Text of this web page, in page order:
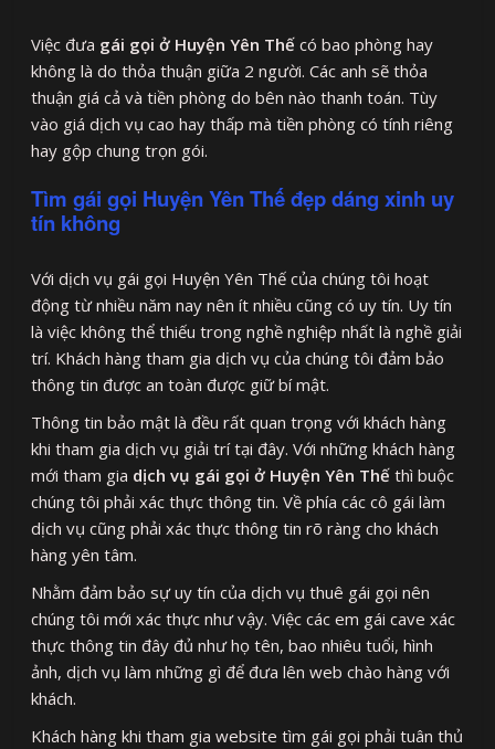
Việc đưa gái gọi ở Huyện Yên Thế có bao phòng hay
không là do thỏa thuận giữa 2 người. Các anh sẽ thỏa
thuận giá cả và tiền phòng do bên nào thanh toán. Tùy
vào giá dịch vụ cao hay thấp mà tiền phòng có tính riêng
hay gộp chung trọn gói.
Tìm gái gọi Huyện Yên Thế đẹp dáng xinh uy
tín không
Với dịch vụ gái gọi Huyện Yên Thế của chúng tôi hoạt
động từ nhiều năm nay nên ít nhiều cũng có uy tín. Uy tín
là việc không thể thiếu trong nghề nghiệp nhất là nghề giải
trí. Khách hàng tham gia dịch vụ của chúng tôi đảm bảo
thông tin được an toàn được giữ bí mật.
Thông tin bảo mật là đều rất quan trọng với khách hàng
khi tham gia dịch vụ giải trí tại đây. Với những khách hàng
mới tham gia dịch vụ gái gọi ở Huyện Yên Thế thì buộc
chúng tôi phải xác thực thông tin. Về phía các cô gái làm
dịch vụ cũng phải xác thực thông tin rõ ràng cho khách
hàng yên tâm.
Nhằm đảm bảo sự uy tín của dịch vụ thuê gái gọi nên
chúng tôi mới xác thực như vậy. Việc các em gái cave xác
thực thông tin đây đủ như họ tên, bao nhiêu tuổi, hình
ảnh, dịch vụ làm những gì để đưa lên web chào hàng với
khách.
Khách hàng khi tham gia website tìm gái gọi phải tuân thủ